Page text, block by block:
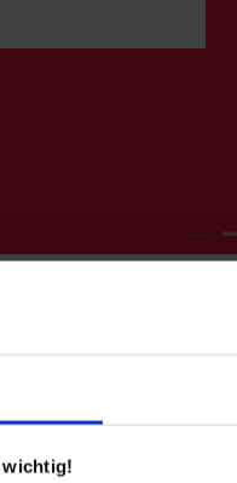
wichtig!